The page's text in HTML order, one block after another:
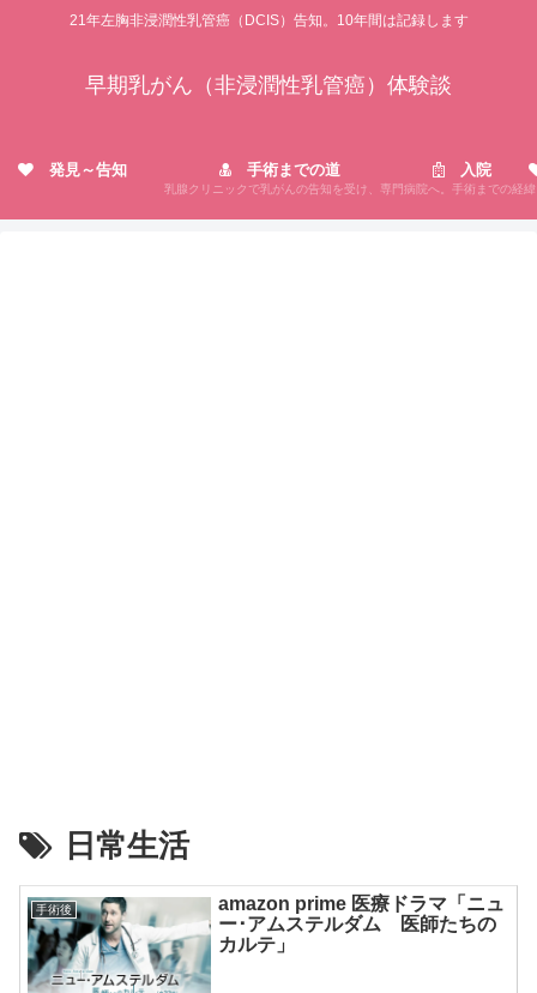
21年左胸非浸潤性乳管癌（DCIS）告知。10年間は記録します
早期乳がん（非浸潤性乳管癌）体験談
発見～告知 手術までの道
乳腺クリニックで乳がんの告知を受け、専門病院へ。手術までの経
入院
日常生活
手術後
amazon prime 医療ドラマ「ニュ
ー･アムステルダム 医師たちの
カルテ」